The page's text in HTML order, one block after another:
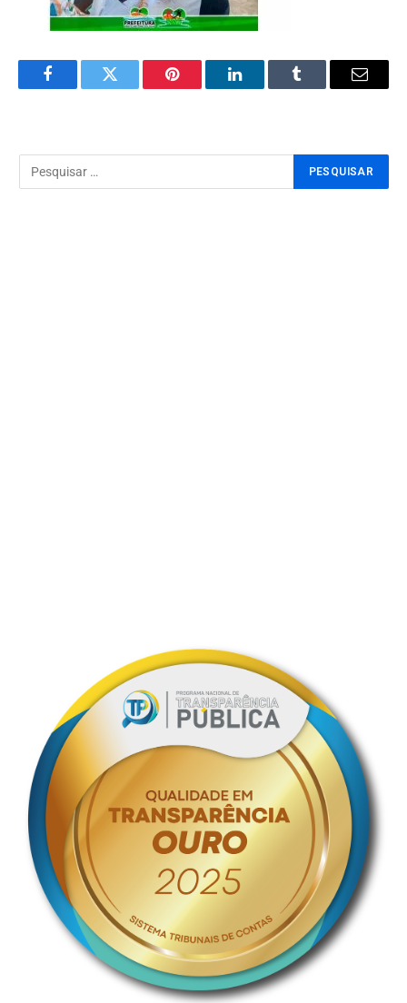
FacebookTwitter Pinterest LinkedInTumblr Email